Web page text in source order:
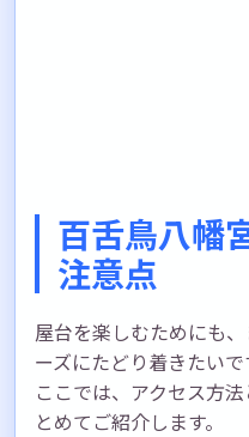
百舌鳥八幡
注意点
屋台を楽しむためにも
ーズにたどり着きたいで
ここでは、アクセス方
とめてご紹介します。